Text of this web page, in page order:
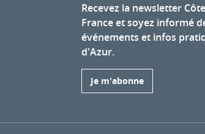
Recevez la newsletter
France et soyez informé
événements et infos
d'Azur.
Je m'abonne